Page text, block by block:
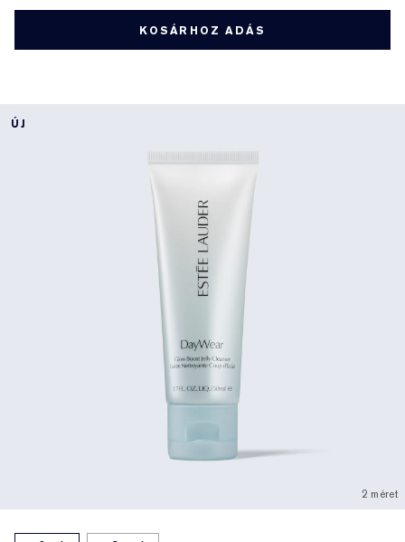
KOSÁRHOZ ADÁS
ÚJ
2 méret